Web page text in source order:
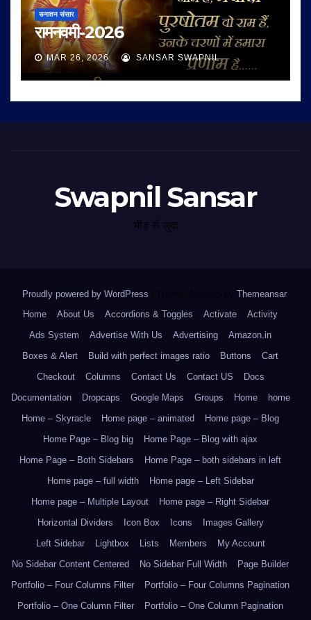
सनातन संसार
रामनवमी-2026
MAR 26, 2026 SANSAR SWAPNIL
Swapnil Sansar
भीड़ से जुदा
Proudly powered by WordPress Theme: Newsup by Themeansar.
Home
About Us Accordions & Toggles Activate
Activity
Ads System
Advertise With Us Advertising
Amazon.in
Boxes & Alert
Build with perfect images ratio Buttons
Cart
Checkout
Columns Contact Us Contact US
Docs
Documentation
Dropcaps Google Maps Groups Home
home
Home – Skyracle
Home page – animated
Home page – Blog
Home Page – Blog big
Home Page – Blog with ajax
Home Page – Both Sidebars
Home Page – both sidebars in left
Home page – full width
Home page – Left Sidebar
Home page – Multiple Layout
Home page – Right Sidebar
Horizontal Dividers
Icon Box Icons
Images Gallery
Left Sidebar
Lightbox Lists Members
My Account
No Sidebar Content Centered
No Sidebar Full Width
Page Builder
Portfolio – Four Columns Filter
Portfolio – Four Columns Pagination
Portfolio – One Column Filter
Portfolio – One Column Pagination